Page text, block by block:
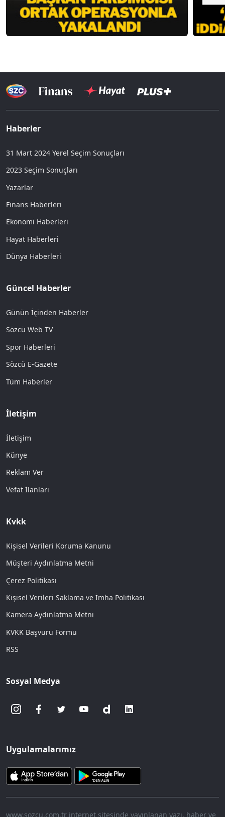
Haberler
31 Mart 2024 Yerel Seçim Sonuçları
2023 Seçim Sonuçları
Yazarlar
Finans Haberleri
Ekonomi Haberleri
Hayat Haberleri
Dünya Haberleri
Güncel Haberler
Günün İçinden Haberler
Sözcü Web TV
Spor Haberleri
Sözcü E-Gazete
Tüm Haberler
İletişim
İletişim
Künye
Reklam Ver
Vefat İlanları
Kvkk
Kişisel Verileri Koruma Kanunu
Müşteri Aydınlatma Metni
Çerez Politikası
Kişisel Verileri Saklama ve İmha Politikası
Kamera Aydınlatma Metni
KVKK Başvuru Formu
RSS
Sosyal Medya
Uygulamalarımız
www.sozcu.com.tr internet sitesinde yayınlanan yazı, haber ve